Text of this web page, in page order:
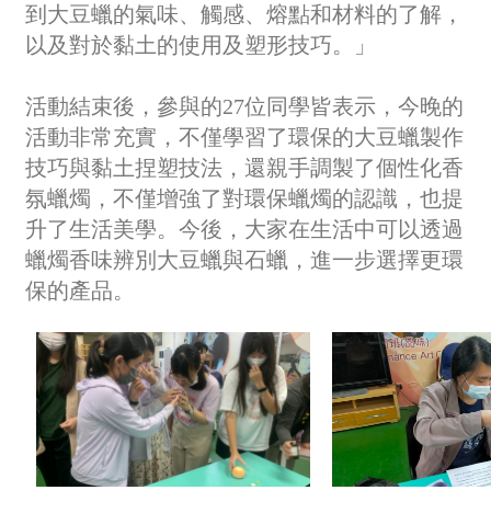
到大豆蠟的氣味、觸感、熔點和材料的了解，
以及對於黏土的使用及塑形技巧。」
活動結束後，參與的27位同學皆表示，今晚的
活動非常充實，不僅學習了環保的大豆蠟製作
技巧與黏土捏塑技法，還親手調製了個性化香
氛蠟燭，不僅增強了對環保蠟燭的認識，也提
升了生活美學。今後，大家在生活中可以透過
蠟燭香味辨別大豆蠟與石蠟，進一步選擇更環
保的產品。